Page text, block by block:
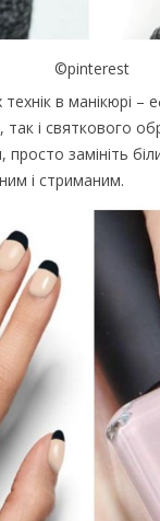
©pinterest
в манікюрі –
і святкового
замініть
і стриманим.